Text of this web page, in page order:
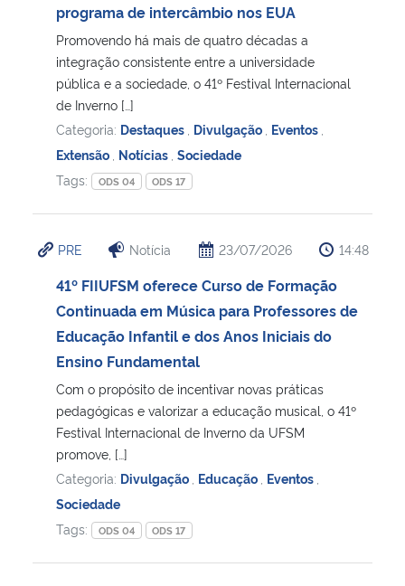
programa de intercâmbio nos EUA
Promovendo há mais de quatro décadas a
integração consistente entre a universidade
pública e a sociedade, o 41º Festival Internacional
de Inverno […]
Categoria: Destaques Divulgação Eventos
Extensão Notícias Sociedade
Tags:
ODS 04 ODS 17
PRE Notícia 23/07/2026 14:48
41º FIIUFSM oferece Curso de Formação
Continuada em Música para Professores de
Educação Infantil e dos Anos Iniciais do
Ensino Fundamental
Com o propósito de incentivar novas práticas
pedagógicas e valorizar a educação musical, o 41º
Festival Internacional de Inverno da UFSM
promove, […]
Categoria: Divulgação Educação Eventos
Sociedade
Tags:
ODS 04 ODS 17